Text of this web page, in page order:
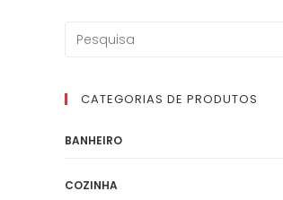
CATEGORIAS DE PRODUTOS
BANHEIRO
COZINHA